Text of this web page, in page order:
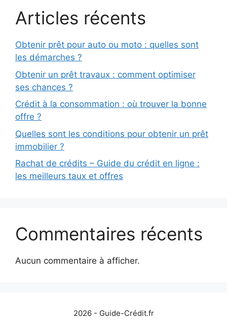
Articles récents
Obtenir prêt pour auto ou moto : quelles sont
les démarches ?
Obtenir un prêt travaux : comment optimiser
ses chances ?
Crédit à la consommation : où trouver la bonne
offre ?
Quelles sont les conditions pour obtenir un prêt
immobilier ?
Rachat de crédits – Guide du crédit en ligne :
les meilleurs taux et offres
Commentaires récents
Aucun commentaire à afficher.
2026 - Guide-Crédit.fr